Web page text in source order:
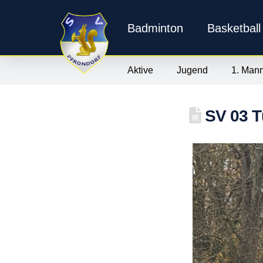
Badminton Basketball
Aktive Jugend 1.
SV 03